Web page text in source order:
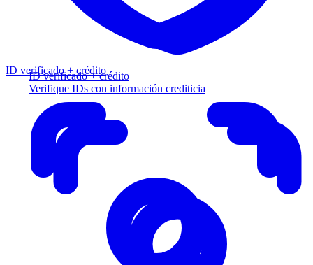
ID verificado + crédito
Verifique IDs con información crediticia
ID verificado + crédito